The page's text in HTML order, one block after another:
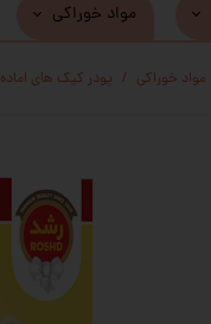
مواد خوراکی
مواد خوراکی پودر کیک های اماده